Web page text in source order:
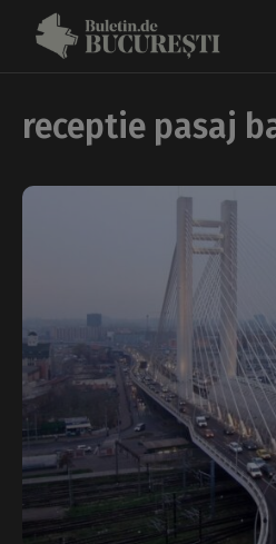
receptie pasaj